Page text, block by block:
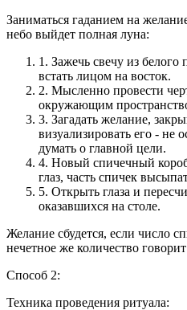
Заниматься гаданием на
небо выйдет полная луна:
1. Зажечь свечу из белого
встать лицом на восток.
2. Мысленно провести
окружающим
3. Загадать желание,
визуализировать его - не
думать о главной цели.
4. Новый спичечный
глаз, часть спичек
5. Открыть глаза и
оказавшихся на столе.
Желание сбудется, если число
нечетное же количество
Способ 2:
Техника проведения ритуала: